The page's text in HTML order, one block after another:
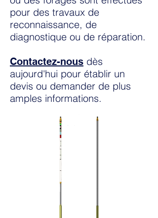
pour des travaux de
reconnaissance, de
diagnostique ou de réparation.
Contactez-nous dès
aujourd'hui pour établir un
devis ou demander de plus
amples informations.